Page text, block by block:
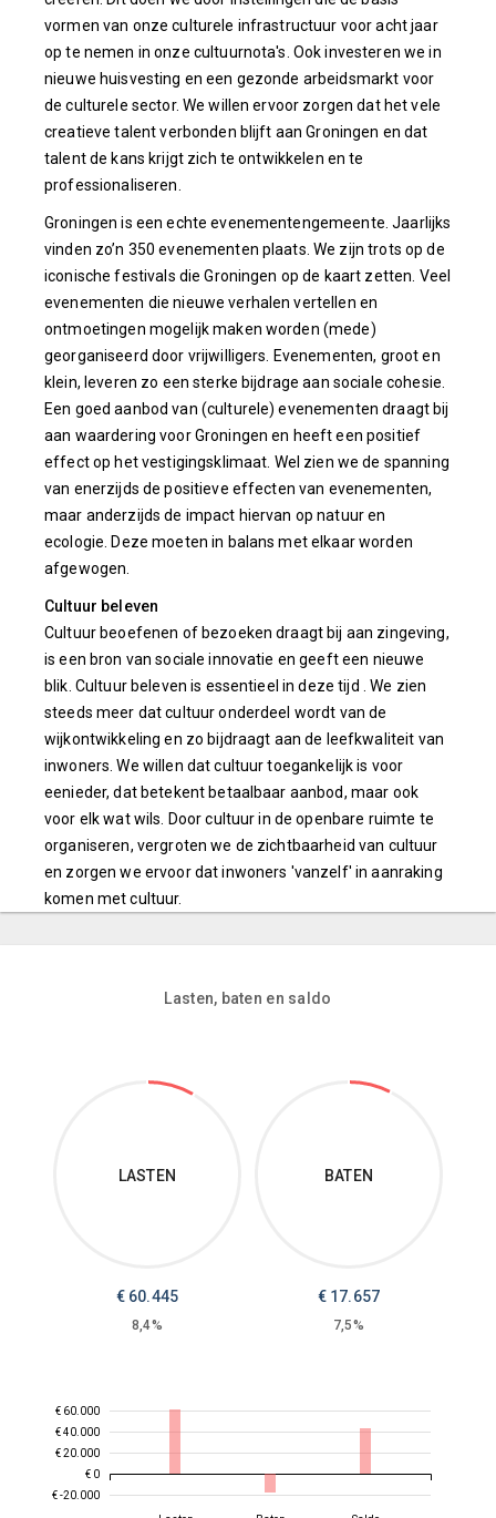
vormen van onze culturele infrastructuur voor acht jaar
op te nemen in onze cultuurnota's. Ook investeren we in
nieuwe huisvesting en een gezonde arbeidsmarkt voor
de culturele sector. We willen ervoor zorgen dat het vele
creatieve talent verbonden blijft aan Groningen en dat
talent de kans krijgt zich te ontwikkelen en te
professionaliseren.
Groningen is een echte evenementengemeente. Jaarlijks
vinden zo’n 350 evenementen plaats. We zijn trots op de
iconische festivals die Groningen op de kaart zetten. Veel
evenementen die nieuwe verhalen vertellen en
ontmoetingen mogelijk maken worden (mede)
georganiseerd door vrijwilligers. Evenementen, groot en
klein, leveren zo een sterke bijdrage aan sociale cohesie.
Een goed aanbod van (culturele) evenementen draagt bij
aan waardering voor Groningen en heeft een positief
effect op het vestigingsklimaat. Wel zien we de spanning
van enerzijds de positieve effecten van evenementen,
maar anderzijds de impact hiervan op natuur en
ecologie. Deze moeten in balans met elkaar worden
afgewogen.
Cultuur beleven
Cultuur beoefenen of bezoeken draagt bij aan zingeving,
is een bron van sociale innovatie en geeft een nieuwe
blik. Cultuur beleven is essentieel in deze tijd
. We zien
steeds meer dat cultuur onderdeel wordt van de
wijkontwikkeling en zo bijdraagt aan de leefkwaliteit van
inwoners. We willen dat cultuur toegankelijk is voor
eenieder, dat betekent betaalbaar aanbod, maar ook
voor elk wat wils. Door cultuur in de openbare ruimte te
organiseren, vergroten we de zichtbaarheid van cultuur
en zorgen we ervoor dat inwoners 'vanzelf' in aanraking
komen met cultuur.
Lasten, baten en saldo
LASTEN
€ 60.445
8,4%
BATEN
€ 17.657
7,5%
€ -20.000
€ 0
€ 20.000
€ 40.000
€ 60.000